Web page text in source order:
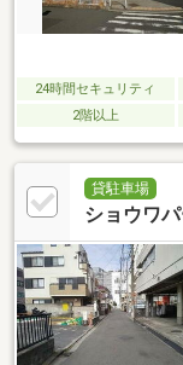
24時間セキュリティ
2階以上
貸駐車場
ショウワ